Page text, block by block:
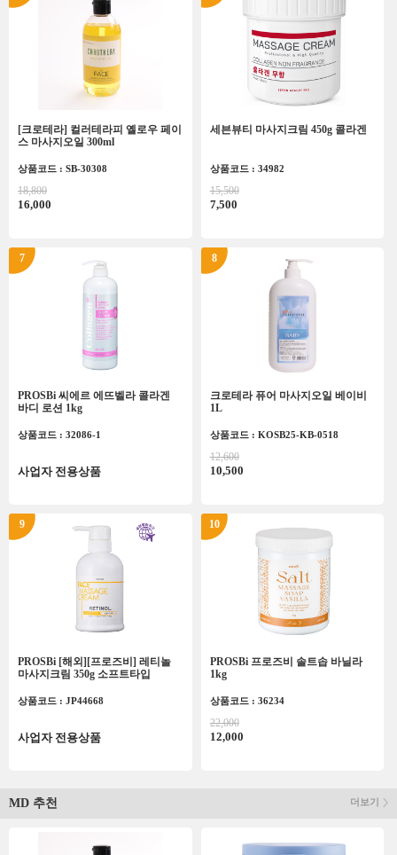
[크로테라] 컬러테라피 옐로우 페이
스 마사지오일 300ml
상품코드 : SB-30308
18,800
16,000
세븐뷰티 마사지크림 450g 콜라겐
상품코드 : 34982
15,500
7,500
7
PROSBi 씨에르 에뜨벨라 콜라겐
바디 로션 1kg
상품코드 : 32086-1
사업자 전용상품
8
크로테라 퓨어 마사지오일 베이비
1L
상품코드 : KOSB25-KB-0518
12,600
10,500
9
PROSBi [해외][프로즈비] 레티놀
마사지크림 350g 소프트타입
상품코드 : JP44668
사업자 전용상품
10
PROSBi 프로즈비 솔트솝 바닐라
1kg
상품코드 : 36234
22,000
12,000
MD 추천 더보기